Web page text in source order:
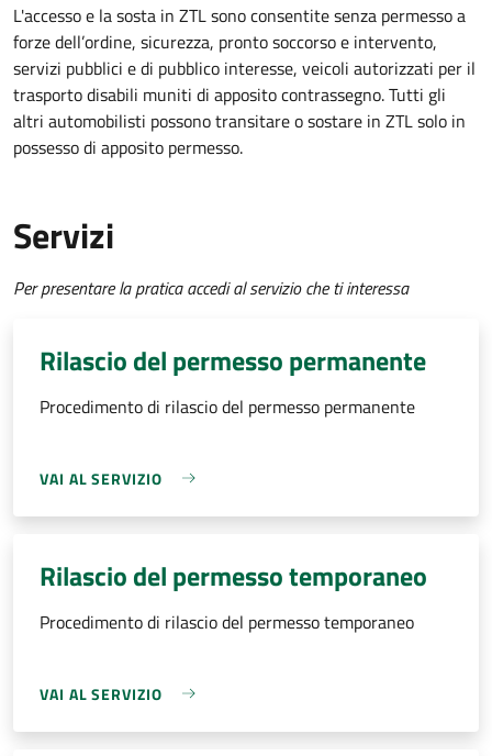
L'accesso e la sosta in ZTL sono consentite senza permesso a
forze dell’ordine, sicurezza, pronto soccorso e intervento,
servizi pubblici e di pubblico interesse, veicoli autorizzati per il
trasporto disabili muniti di apposito contrassegno. Tutti gli
altri automobilisti possono transitare o sostare in ZTL solo in
possesso di apposito permesso.
Servizi
Per presentare la pratica accedi al servizio che ti interessa
Rilascio del permesso permanente
Procedimento di rilascio del permesso permanente
VAI AL SERVIZIO
Rilascio del permesso temporaneo
Procedimento di rilascio del permesso temporaneo
VAI AL SERVIZIO